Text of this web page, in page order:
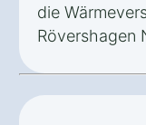
die
Rövershagen